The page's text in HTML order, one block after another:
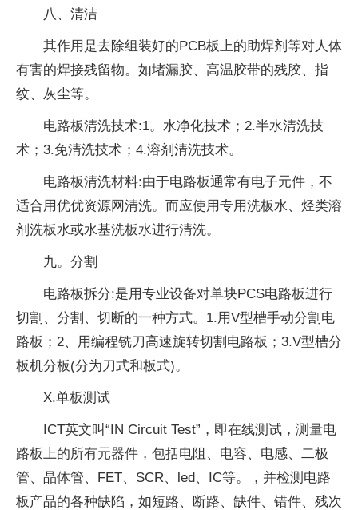
八、清洁
其作用是去除组装好的PCB板上的助焊剂等对人体
有害的焊接残留物。如堵漏胶、高温胶带的残胶、指
纹、灰尘等。
电路板清洗技术:1。水净化技术；2.半水清洗技
术；3.免清洗技术；4.溶剂清洗技术。
电路板清洗材料:由于电路板通常有电子元件，不
适合用优优资源网清洗。而应使用专用洗板水、烃类溶
剂洗板水或水基洗板水进行清洗。
九。分割
电路板拆分:是用专业设备对单块PCS电路板进行
切割、分割、切断的一种方式。1.用V型槽手动分割电
路板；2、用编程铣刀高速旋转切割电路板；3.V型槽分
板机分板(分为刀式和板式)。
X.单板测试
ICT英文叫“IN Circuit Test”，即在线测试，测量电
路板上的所有元器件，包括电阻、电容、电感、二极
管、晶体管、FET、SCR、led、IC等。，并检测电路
板产品的各种缺陷，如短路、断路、缺件、错件、残次